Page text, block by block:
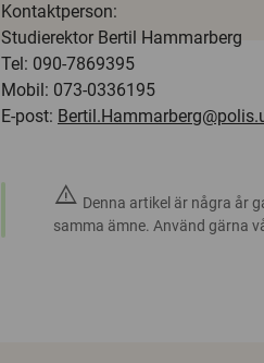
Kontaktperson:
Studierektor Bertil Hammarberg
Tel: 090-7869395
Mobil: 073-0336195
E-post:
warning Denna artikel är några år
samma ämne. Använd gärna